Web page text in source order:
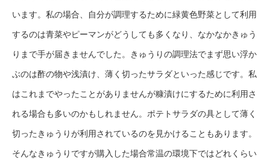
います。私の場合、自分が調理するために緑黄色野菜として利用
するのは青菜やピーマンがどうしても多くなり、なかなかきゅう
りまで手が届きませんでした。きゅうりの調理法でまず思い浮か
ぶのは酢の物や浅漬け、薄く切ったサラダといった感じです。私
はこれまでやったことがありませんが糠漬けにするために利用さ
れる場合も多いのかもしれません。ポテトサラダの具として薄く
切ったきゅうりが利用されているのを見かけることもあります。
そんなきゅうりですが購入した場合常温の環境下ではどれくらい